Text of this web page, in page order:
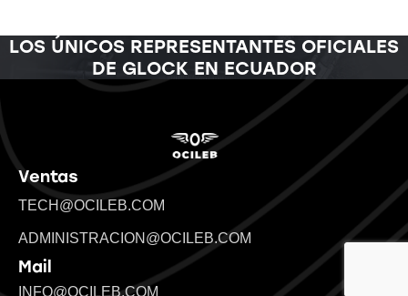
LOS ÚNICOS REPRESENTANTES OFICIALES
DE GLOCK EN ECUADOR
Ventas
TECH@OCILEB.COM
ADMINISTRACION@OCILEB.COM
Mail
INFO@OCILEB.COM